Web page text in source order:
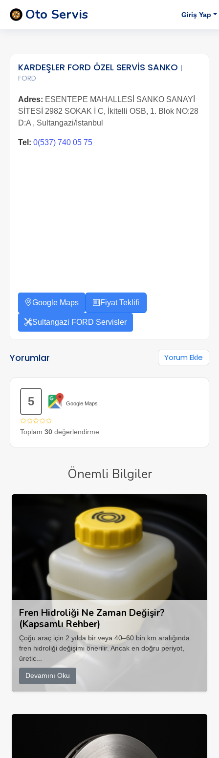
Oto Servis Giriş Yap
KARDEŞLER FORD ÖZEL SERVİS SANKO |
FORD
Adres: ESENTEPE MAHALLESİ SANKO SANAYİ
SİTESİ 2982 SOKAK İ C, İkitelli OSB, 1. Blok NO:28
D:A , Sultangazi/İstanbul
Tel: 0(537) 740 05 75
Google Maps Fiyat Teklifi
Sultangazi FORD Servisler
Yorumlar Yorum Ekle
5 Google Maps
✩✩✩✩✩
Toplam 30 değerlendirme
Önemli Bilgiler
Fren Hidroliği Ne Zaman Değişir?
(Kapsamlı Rehber)
Çoğu araç için 2 yılda bir veya 40–60 bin km aralığında
fren hidroliği değişimi önerilir. Ancak en doğru periyot,
üretic...
Devamını Oku